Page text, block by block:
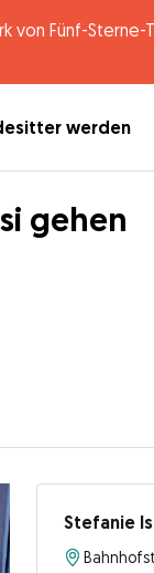
Fünf-Sterne-
werden
gehen
Stefanie